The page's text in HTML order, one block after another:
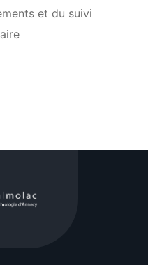
et du suivi